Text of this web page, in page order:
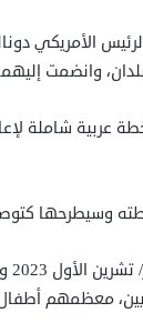
يروّج الرئيس
وانضمت
شاملة
وسيطرحها